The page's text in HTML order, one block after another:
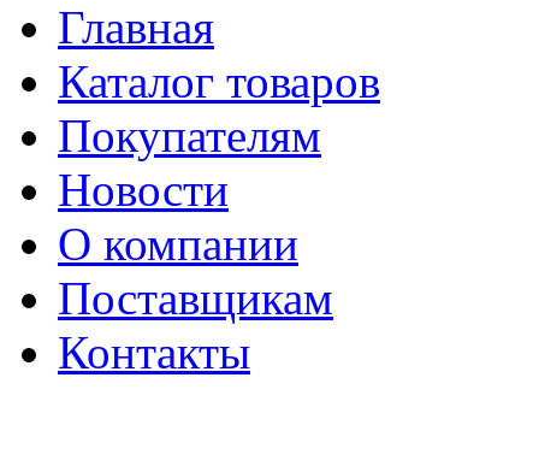
Главная
Каталог товаров
Покупателям
Новости
О компании
Поставщикам
Контакты